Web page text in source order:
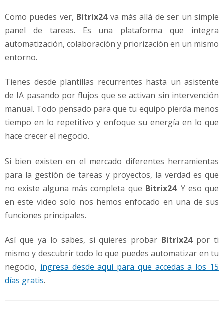
Como puedes ver, Bitrix24va más allá de ser un simple
panel de tareas. Es una plataforma que integra
automatización, colaboración y priorización en un mismo
entorno.
Tienes desde plantillas recurrentes hasta un asistente
de IA pasando por flujos que se activan sin intervención
manual. Todo pensado para que tu equipo pierda menos
tiempo en lo repetitivo y enfoque su energía en lo que
hace crecer el negocio.
Si bien existen en el mercado diferentes herramientas
para la gestión de tareas y proyectos, la verdad es que
no existe alguna más completa que Bitrix24. Y eso que
en este video solo nos hemos enfocado en una de sus
funciones principales.
Así que ya lo sabes, si quieres probar Bitrix24por ti
mismo y descubrir todo lo que puedes automatizar en tu
negocio, ingresa desde aquí para que accedas a los 15
días gratis.